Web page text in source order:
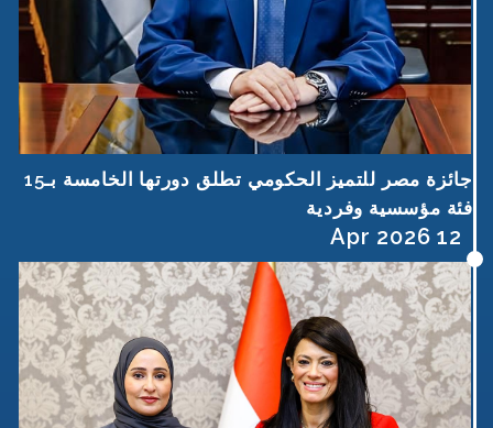
جائزة مصر للتميز الحكومي تطلق دورتها الخامسة بـ15
فئة مؤسسية وفردية
12 Apr 2026